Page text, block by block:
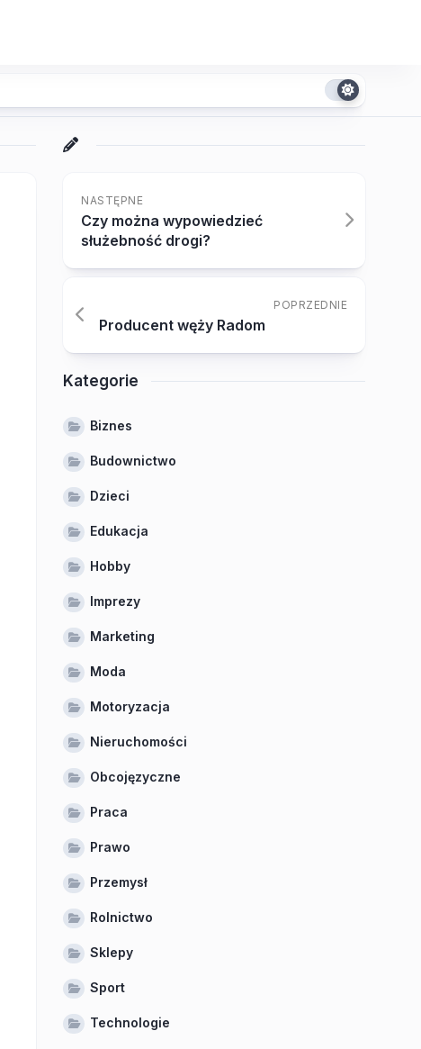
NASTĘPNE
Czy można wypowiedzieć
służebność drogi?
POPRZEDNIE
Producent węży Radom
Kategorie
Biznes
Budownictwo
Dzieci
Edukacja
Hobby
Imprezy
Marketing
Moda
Motoryzacja
Nieruchomości
Obcojęzyczne
Praca
Prawo
Przemysł
Rolnictwo
Sklepy
Sport
Technologie